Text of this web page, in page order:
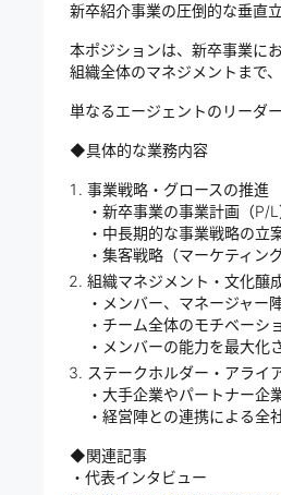
新卒紹介事業の圧倒的な垂直
本ポジションは、新卒事業に
組織全体のマネジメントまで
単なるエージェントのリーダ
◆具体的な業務内容
事業戦略・グロースの推進
・新卒事業の事業計画（P/
・中長期的な事業戦略の立
・集客戦略（マーケティン
組織マネジメント・文化醸
・メンバー、マネージャー
・チーム全体のモチベー
・メンバーの能力を最大化
ステークホルダー・アライ
・大手企業やパートナー企
・経営陣との連携による全
◆関連記事
・代表インタビュー